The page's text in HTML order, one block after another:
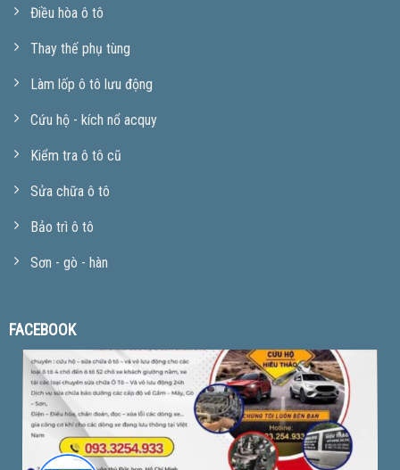
Điều hòa ô tô
Thay thế phụ tùng
Làm lốp ô tô lưu động
Cứu hộ - kích nổ acquy
Kiểm tra ô tô cũ
Sửa chữa ô tô
Bảo trì ô tô
Sơn - gò - hàn
FACEBOOK